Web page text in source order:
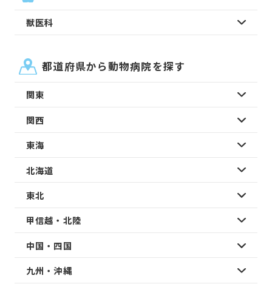
獣医科
都道府県から動物病院を探す
関東
関西
東海
北海道
東北
甲信越・北陸
中国・四国
九州・沖縄